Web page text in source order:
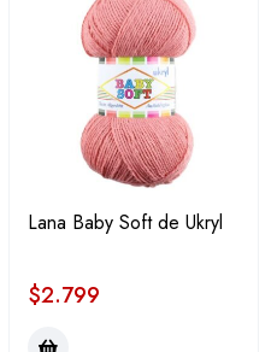
Lana Baby Soft de Ukryl
$2.799